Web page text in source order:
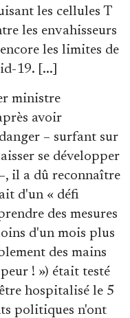
les cellules T
les envahisseurs
les limites de
19. [...]
ministre
avoir
– surfant sur
se développer
il a dû reconnaître
d'un « défi
des mesures
d'un mois plus
des mains
! ») était testé
hospitalisé le 5
politiques n'ont